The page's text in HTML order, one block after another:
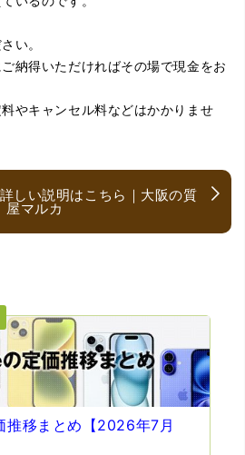
にも行きましたが、対応の方があ
思ったので、やめました。こちら
印象でしたので、こちらでお売り
た。この度はありがとうございま
宝石に詳しく、また中古市場の仕
しかったです。鑑別も素早く驚き
たします。(楽器等、様々なジャン
に尽きます)
い。
納得いただければその場で現金をお
やキャンセル料などはかかりませ
しい説明はこちら｜大阪の質
屋マルカ
推移まとめ【2026年7月